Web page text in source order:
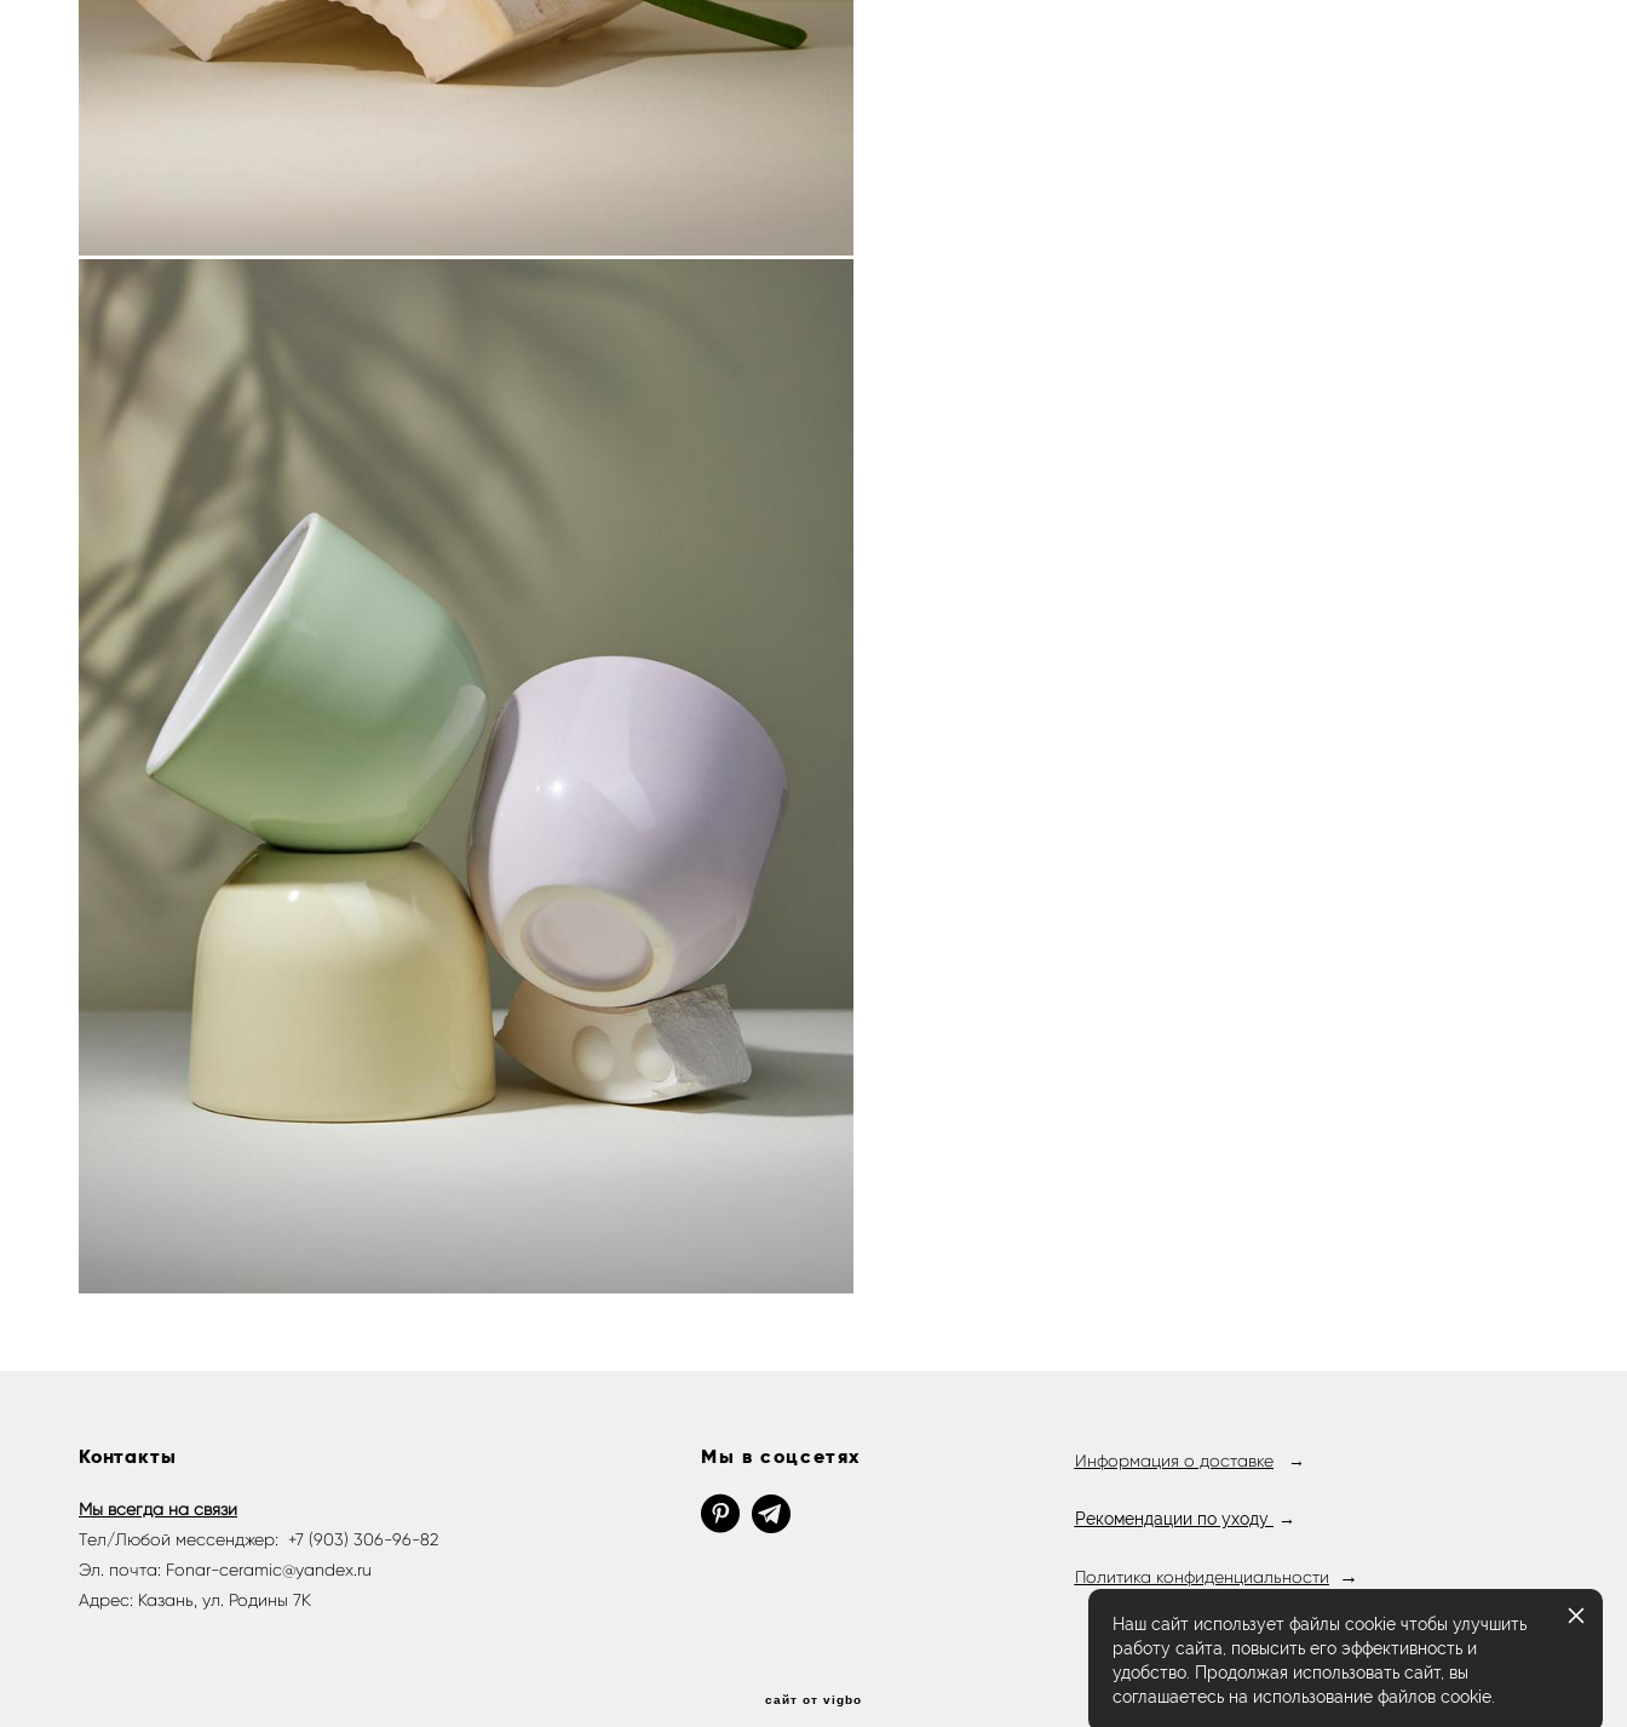
Контакты
Мы всегда на связи
Тел/Любой мессенджер: +7 (903) 306-96-82
Эл. почта: Fonar-ceramic@yandex.ru
Адрес: Казань, ул. Родины 7К
Мы в соцсетях Информация о доставке→
Рекомендации по уходу →
Политика конфиденциальности →
сайт от vigbo
Наш сайт использует файлы cookie чтобы улучшить
работу сайта, повысить его эффективность и
удобство. Продолжая использовать сайт, вы
соглашаетесь на использование файлов cookie.